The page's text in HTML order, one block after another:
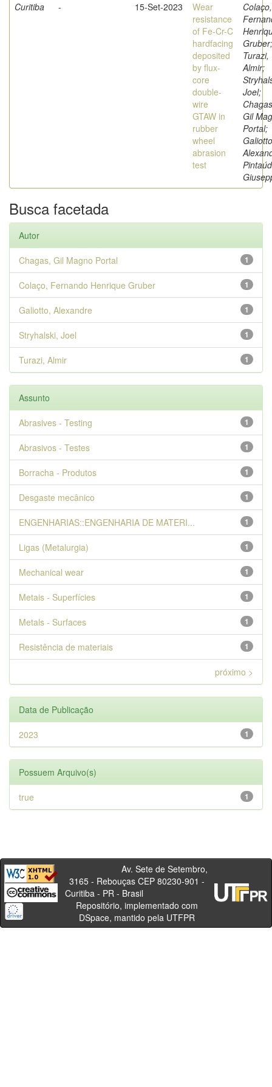
Curitiba - 15-Set-2023
Wear
resistance
of Fe-Cr-C
hardfacing
deposited
by flux-
core
double-
wire
GTAW in
rubber
wheel
abrasion
test
Colaço,
Gruber;
Turazi,
Almir;
Joel;
Gil
Portal;
Busca facetada
Autor
1
Chagas, Gil Magno Portal
1
Colaço, Fernando Henrique Gruber
1
Galiotto, Alexandre
1
Stryhalski, Joel
1
Turazi, Almir
Assunto
1
Abrasives - Testing
1
Abrasivos - Testes
1
Borracha - Produtos
1
Desgaste mecânico
1
ENGENHARIAS::ENGENHARIA DE MATERI...
1
Ligas (Metalurgia)
1
Mechanical wear
1
Metais - Superfícies
1
Metals - Surfaces
1
Resistência de materiais
próximo >
Data de Publicação
1
2023
Possuem Arquivo(s)
1
true
Av. Sete de Setembro,
3165 - Rebouças CEP 80230-901 -
Curitiba - PR - Brasil
Repositório, implementado com
DSpace, mantido pela UTFPR